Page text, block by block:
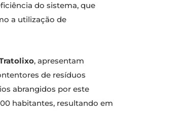
do sistema, que
a utilização de
, apresentam
de resíduos
abrangidos por este
habitantes, resultando em